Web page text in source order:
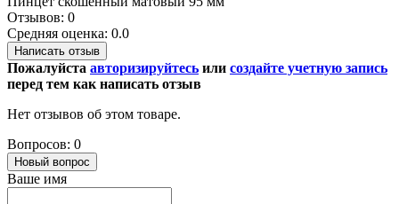
Отзывов: 0
Средняя оценка: 0.0
Написать отзыв
Пожалуйста авторизируйтесь или создайте учетную запись
перед тем как написать отзыв
Нет отзывов об этом товаре.
Вопросов: 0
Новый вопрос
Ваше имя